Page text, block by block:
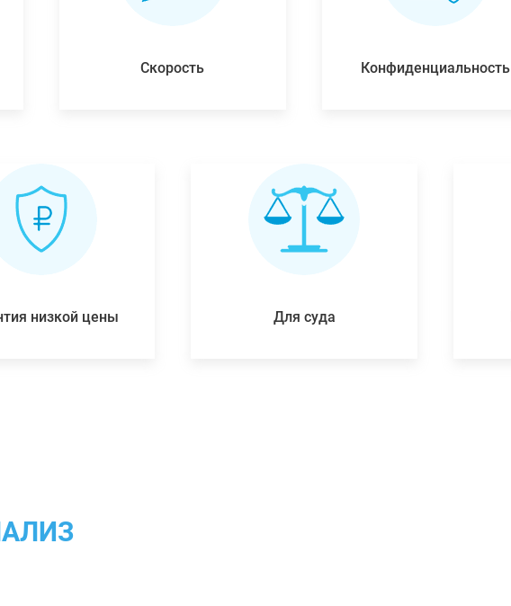
Скорость Конфиденциальность
низкой цены Для суда